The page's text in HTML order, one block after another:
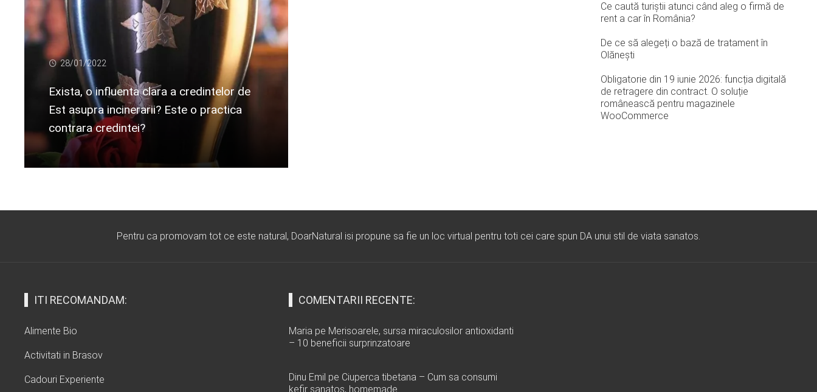
28/01/2022
Exista, o influenta clara a credintelor de
Est asupra incinerarii? Este o practica
contrara credintei?
Citeste mai departe...
Ce caută turiștii atunci când aleg o firmă de
rent a car în România?
De ce să alegeți o bază de tratament în
Olănești
Obligatorie din 19 iunie 2026: funcția digitală
de retragere din contract. O soluție
românească pentru magazinele
WooCommerce
Pentru ca promovam tot ce este natural, DoarNatural isi propune sa fie un loc virtual pentru toti cei care spun DA unui stil de viata sanatos.
ITI RECOMANDAM:
Alimente Bio
Activitati in Brasov
Cadouri Experiente
COMENTARII RECENTE:
Maria pe Merisoarele, sursa miraculosilor antioxidanti
– 10 beneficii surprinzatoare
Dinu Emil pe Ciuperca tibetana – Cum sa consumi
kefir sanatos, homemade